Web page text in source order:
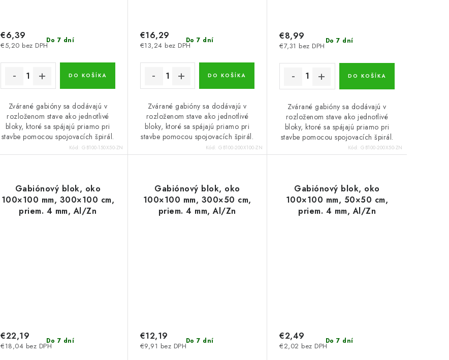
Do 7 dní
€5,20 bez DPH
€6,39
DO KOŠÍKA
Zvárané gabióny sa dodávajú v
rozloženom stave ako jednotlivé
bloky, ktoré sa spájajú priamo pri
stavbe pomocou spojovacích špirál.
Kód:GB100-150X50-ZN
Do 7 dní
€13,24 bez DPH
€16,29
DO KOŠÍKA
Zvárané gabióny sa dodávajú v
rozloženom stave ako jednotlivé
bloky, ktoré sa spájajú priamo pri
stavbe pomocou spojovacích špirál.
Kód:GB100-200X100-ZN
Do 7 dní
€7,31 bez DPH
€8,99
DO KOŠÍKA
Zvárané gabióny sa dodávajú v
rozloženom stave ako jednotlivé
bloky, ktoré sa spájajú priamo pri
stavbe pomocou spojovacích špirál.
Kód:GB100-200X50-ZN
Gabiónový blok, oko
100×100 mm, 300×100 cm,
priem. 4 mm, Al/Zn
Do 7 dní
€18,04 bez DPH
€22,19
Gabiónový blok, oko
100×100 mm, 300×50 cm,
priem. 4 mm, Al/Zn
Do 7 dní
€9,91 bez DPH
€12,19
Gabiónový blok, oko
100×100 mm, 50×50 cm,
priem. 4 mm, Al/Zn
Do 7 dní
€2,02 bez DPH
€2,49